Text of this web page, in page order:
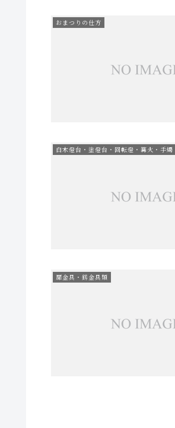
おまつりの仕方
白木燈台・塗燈台・回転燈・篝火・手燭
扉金具・錺金具類